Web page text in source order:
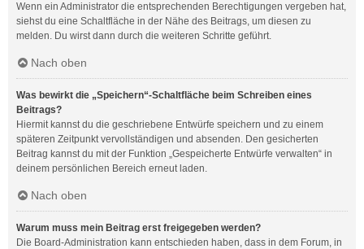
Wenn ein Administrator die entsprechenden Berechtigungen vergeben hat,
siehst du eine Schaltfläche in der Nähe des Beitrags, um diesen zu
melden. Du wirst dann durch die weiteren Schritte geführt.
Nach oben
Was bewirkt die „Speichern“-Schaltfläche beim Schreiben eines
Beitrags?
Hiermit kannst du die geschriebene Entwürfe speichern und zu einem
späteren Zeitpunkt vervollständigen und absenden. Den gesicherten
Beitrag kannst du mit der Funktion „Gespeicherte Entwürfe verwalten“ in
deinem persönlichen Bereich erneut laden.
Nach oben
Warum muss mein Beitrag erst freigegeben werden?
Die Board-Administration kann entschieden haben, dass in dem Forum, in